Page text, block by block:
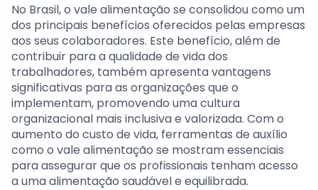
No Brasil, o vale alimentação se consolidou como um
dos principais benefícios oferecidos pelas empresas
aos seus colaboradores. Este benefício, além de
contribuir para a qualidade de vida dos
trabalhadores, também apresenta vantagens
significativas para as organizações que o
implementam, promovendo uma cultura
organizacional mais inclusiva e valorizada. Com o
aumento do custo de vida, ferramentas de auxílio
como o vale alimentação se mostram essenciais
para assegurar que os profissionais tenham acesso
a uma alimentação saudável e equilibrada.